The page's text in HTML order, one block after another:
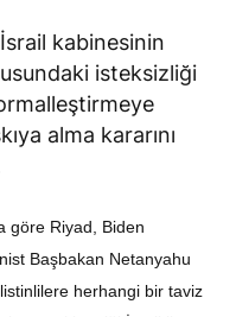
İsrail kabinesinin
isteksizliği
alma kararını
göre Riyad, Biden
Başbakan Netanyahu
herhangi bir taviz